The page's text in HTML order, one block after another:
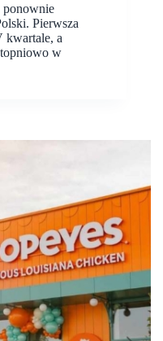
ponownie
Pierwsza
kwartale, a
w